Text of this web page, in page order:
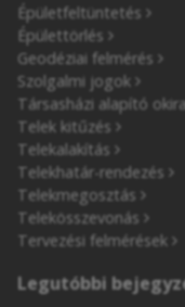
Épületfeltüntetés
Épülettörlés
Geodéziai felmérés
Szolgalmi jogok
Társasházi alapító
Telek kitűzés
Telekalakítás
Telekhatár-rendezés
Telekmegosztás
Telekösszevonás
Tervezési felmérések
Legutóbbi